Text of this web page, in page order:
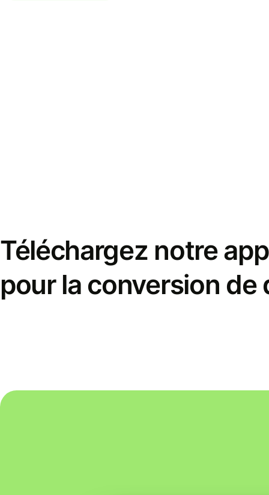
Téléchargez notre
pour la conversion de